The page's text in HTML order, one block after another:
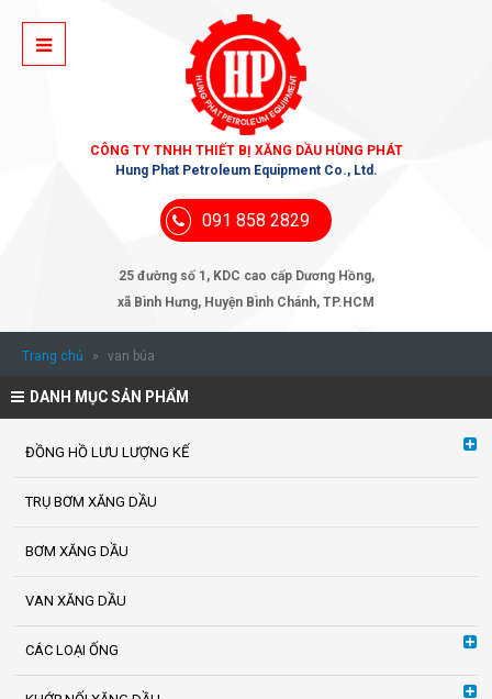
CÔNG TY TNHH THIẾT BỊ XĂNG DẦU HÙNG PHÁT
Hung Phat Petroleum Equipment Co., Ltd.
091 858 2829
25 đường số 1, KDC cao cấp Dương Hồng,
xã Bình Hưng, Huyện Bình Chánh, TP.HCM
Trang chủ » van búa
DANH MỤC SẢN PHẨM
ĐỒNG HỒ LƯU LƯỢNG KẾ
TRỤ BƠM XĂNG DẦU
BƠM XĂNG DẦU
VAN XĂNG DẦU
CÁC LOẠI ỐNG